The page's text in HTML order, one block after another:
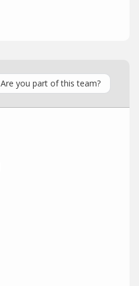
Are you part of this team?